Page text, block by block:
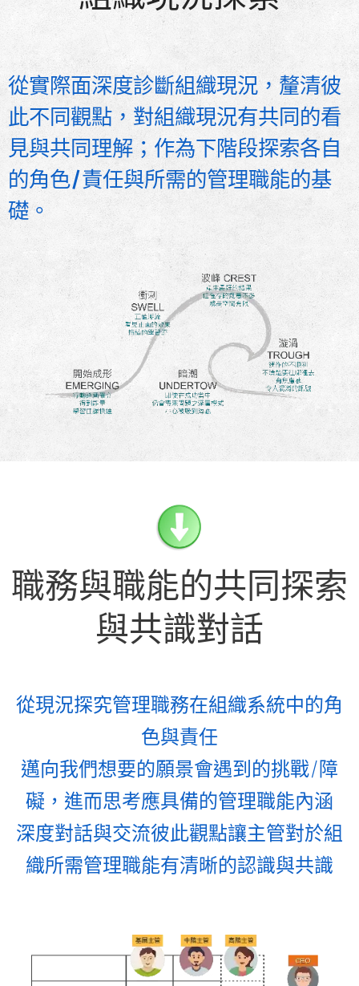
從實際面深度診斷組織現況，釐清彼
此不同觀點，對組織現況有共同的看
見與共同理解；作為下階段探索各自
的角色/責任與所需的管理職能的基
礎。
職務與職能的共同探索
與共識對話
從現況探究管理職務在組織系統中的角
色與責任
邁向我們想要的願景會遇到的挑戰/障
礙，進而思考應具備的管理職能內涵
深度對話與交流彼此觀點讓主管對於組
織所需管理職能有清晰的認識與共識